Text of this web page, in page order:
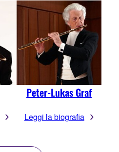
Peter-Lukas Graf
Leggi la biografia